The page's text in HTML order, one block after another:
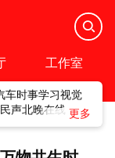
工作室
车时事学习视觉
声北晚在线